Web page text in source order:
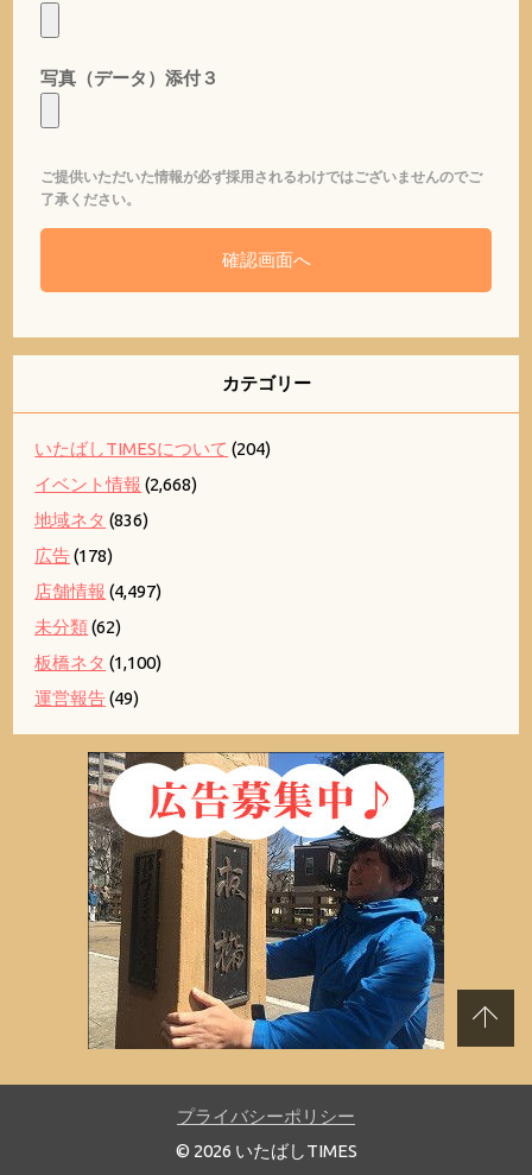
写真（データ）添付３
ご提供いただいた情報が必ず採用されるわけではございませんのでご
了承ください。
カテゴリー
いたばしTIMESについて (204)
イベント情報 (2,668)
地域ネタ (836)
広告(178)
店舗情報 (4,497)
未分類(62)
板橋ネタ (1,100)
運営報告(49)
プライバシーポリシー
© 2026 いたばしTIMES